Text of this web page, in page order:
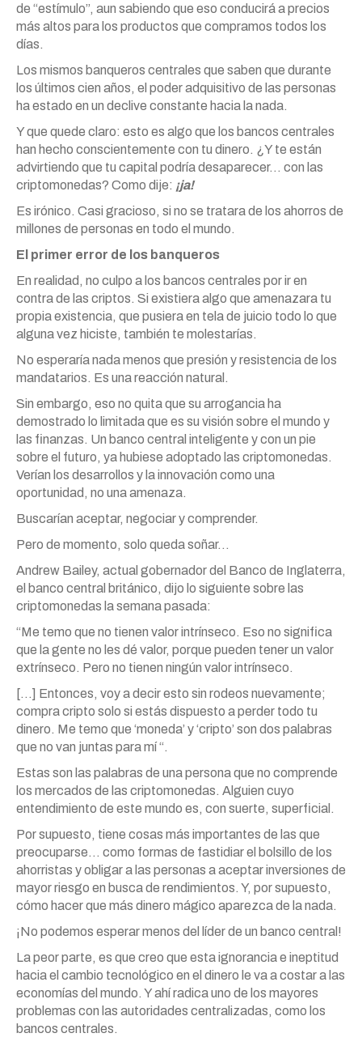
de “estímulo”, aun sabiendo que eso conducirá a precios
más altos para los productos que compramos todos los
días.
Los mismos banqueros centrales que saben que durante
los últimos cien años, el poder adquisitivo de las personas
ha estado en un declive constante hacia la nada.
Y que quede claro: esto es algo que los bancos centrales
han hecho conscientemente con tu dinero. ¿Y te están
advirtiendo que tu capital podría desaparecer… con las
criptomonedas? Como dije: ¡ja!
Es irónico. Casi gracioso, si no se tratara de los ahorros de
millones de personas en todo el mundo.
El primer error de los banqueros
En realidad, no culpo a los bancos centrales por ir en
contra de las criptos. Si existiera algo que amenazara tu
propia existencia, que pusiera en tela de juicio todo lo que
alguna vez hiciste, también te molestarías.
No esperaría nada menos que presión y resistencia de los
mandatarios. Es una reacción natural.
Sin embargo, eso no quita que su arrogancia ha
demostrado lo limitada que es su visión sobre el mundo y
las finanzas. Un banco central inteligente y con un pie
sobre el futuro, ya hubiese adoptado las criptomonedas.
Verían los desarrollos y la innovación como una
oportunidad, no una amenaza.
Buscarían aceptar, negociar y comprender.
Pero de momento, solo queda soñar…
Andrew Bailey, actual gobernador del Banco de Inglaterra,
el banco central británico, dijo lo siguiente sobre las
criptomonedas la semana pasada:
“Me temo que no tienen valor intrínseco. Eso no significa
que la gente no les dé valor, porque pueden tener un valor
extrínseco. Pero no tienen ningún valor intrínseco.
[…] Entonces, voy a decir esto sin rodeos nuevamente;
compra cripto solo si estás dispuesto a perder todo tu
dinero. Me temo que ‘moneda’ y ‘cripto’ son dos palabras
que no van juntas para mí “.
Estas son las palabras de una persona que no comprende
los mercados de las criptomonedas. Alguien cuyo
entendimiento de este mundo es, con suerte, superficial.
Por supuesto, tiene cosas más importantes de las que
preocuparse… como formas de fastidiar el bolsillo de los
ahorristas y obligar a las personas a aceptar inversiones de
mayor riesgo en busca de rendimientos. Y, por supuesto,
cómo hacer que más dinero mágico aparezca de la nada.
¡No podemos esperar menos del líder de un banco central!
La peor parte, es que creo que esta ignorancia e ineptitud
hacia el cambio tecnológico en el dinero le va a costar a las
economías del mundo. Y ahí radica uno de los mayores
problemas con las autoridades centralizadas, como los
bancos centrales.